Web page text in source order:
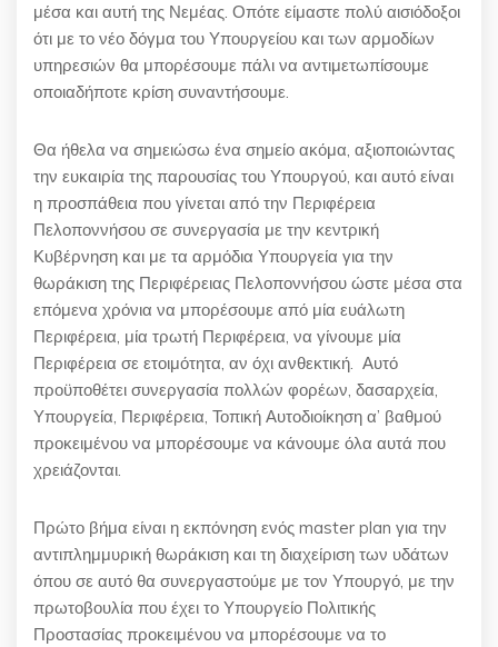
μέσα και αυτή της Νεμέας. Οπότε είμαστε πολύ αισιόδοξοι
ότι με το νέο δόγμα του Υπουργείου και των αρμοδίων
υπηρεσιών θα μπορέσουμε πάλι να αντιμετωπίσουμε
οποιαδήποτε κρίση συναντήσουμε.
Θα ήθελα να σημειώσω ένα σημείο ακόμα, αξιοποιώντας
την ευκαιρία της παρουσίας του Υπουργού, και αυτό είναι
η προσπάθεια που γίνεται από την Περιφέρεια
Πελοποννήσου σε συνεργασία με την κεντρική
Κυβέρνηση και με τα αρμόδια Υπουργεία για την
θωράκιση της Περιφέρειας Πελοποννήσου ώστε μέσα στα
επόμενα χρόνια να μπορέσουμε από μία ευάλωτη
Περιφέρεια, μία τρωτή Περιφέρεια, να γίνουμε μία
Περιφέρεια σε ετοιμότητα, αν όχι ανθεκτική. Αυτό
προϋποθέτει συνεργασία πολλών φορέων, δασαρχεία,
Υπουργεία, Περιφέρεια, Τοπική Αυτοδιοίκηση α’ βαθμού
προκειμένου να μπορέσουμε να κάνουμε όλα αυτά που
χρειάζονται.
Πρώτο βήμα είναι η εκπόνηση ενός master plan για την
αντιπλημμυρική θωράκιση και τη διαχείριση των υδάτων
όπου σε αυτό θα συνεργαστούμε με τον Υπουργό, με την
πρωτοβουλία που έχει το Υπουργείο Πολιτικής
Προστασίας προκειμένου να μπορέσουμε να το